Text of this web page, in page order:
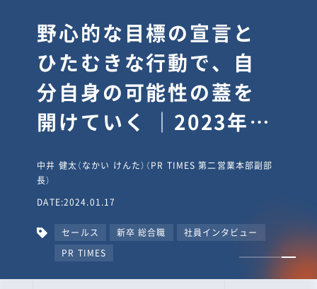
野心的な目標の宣言と
ひたむきな行動で、自
分自身の可能性の蓋を
開けていく ｜2023年度
タビュー #PR
TIMESな人たち
中井 健太（なかい けんた）（PR TIMES 第二営業本部副部
長）
DATE:2024.01.17
セールス 新卒 総合職
社員インタビュー
PR TIMES